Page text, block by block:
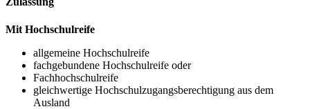
Mit Hochschulreife
allgemeine Hochschulreife
fachgebundene Hochschulreife oder
Fachhochschulreife
gleichwertige Hochschulzugangsberechtigung aus dem
Ausland